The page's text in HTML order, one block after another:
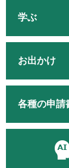
学ぶ
お出かけ
各種の申請